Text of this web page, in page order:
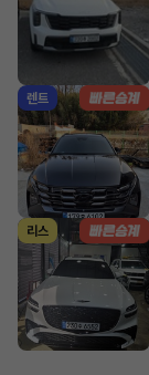
렌트
리스